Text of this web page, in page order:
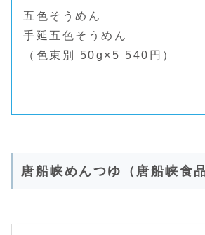
五色そうめん
手延五色そうめん
（色束別 50g×5 540円）
唐船峡めんつゆ（唐船峡食品